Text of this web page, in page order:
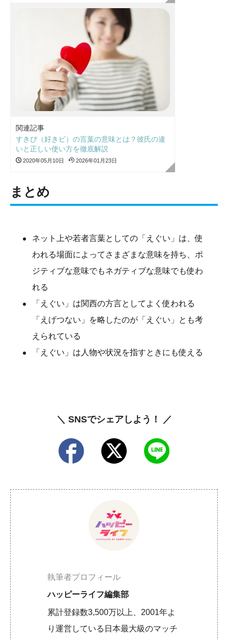
関連記事
すきぴ（好きピ）の言葉の意味とは？彼氏の違
いと正しい使い方を徹底解説
2020年05月10日 2026年01月23日
まとめ
ネット上や若者言葉としての「えぐい」は、使
われる場面によってさまざまな意味を持ち、ポ
ジティブな意味でもネガティブな意味でも使わ
れる
「えぐい」は関西の方言としてよく使われる
「えげつない」を略したのが「えぐい」とも考
えられている
「えぐい」は人物や状況を指すときにも使える
＼ SNSでシェアしよう！ ／
執筆者プロフィール
ハッピーライフ編集部
累計登録数3,500万以上、2001年よ
り運営している日本最大級のマッチ